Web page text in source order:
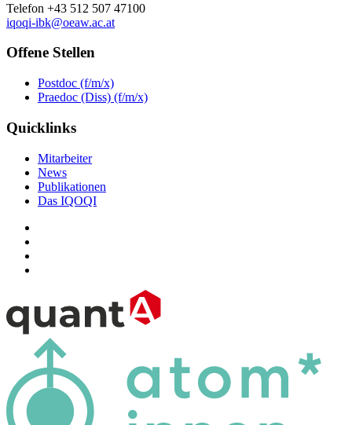
Telefon +43 512 507 47100
iqoqi-ibk@oeaw.ac.at
Offene Stellen
Postdoc (f/m/x)
Praedoc (Diss) (f/m/x)
Quicklinks
Mitarbeiter
News
Publikationen
Das IQOQI